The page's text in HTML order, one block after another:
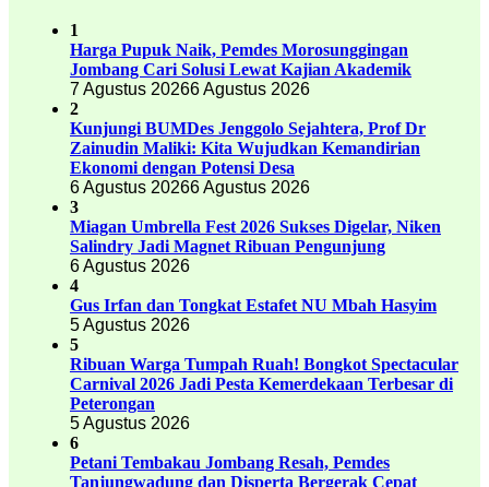
1
Harga Pupuk Naik, Pemdes Morosunggingan
Jombang Cari Solusi Lewat Kajian Akademik
7 Agustus 20266 Agustus 2026
2
Kunjungi BUMDes Jenggolo Sejahtera, Prof Dr
Zainudin Maliki: Kita Wujudkan Kemandirian
Ekonomi dengan Potensi Desa
6 Agustus 20266 Agustus 2026
3
Miagan Umbrella Fest 2026 Sukses Digelar, Niken
Salindry Jadi Magnet Ribuan Pengunjung
6 Agustus 2026
4
Gus Irfan dan Tongkat Estafet NU Mbah Hasyim
5 Agustus 2026
5
Ribuan Warga Tumpah Ruah! Bongkot Spectacular
Carnival 2026 Jadi Pesta Kemerdekaan Terbesar di
Peterongan
5 Agustus 2026
6
Petani Tembakau Jombang Resah, Pemdes
Tanjungwadung dan Disperta Bergerak Cepat